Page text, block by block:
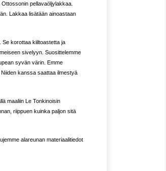
Ottossonin pellavaöljylakkaa.
Lakkaa lisätään ainoastaan
Se korottaa kiiltoastetta ja
sivelyyn. Suosittelemme
syvän värin. Emme
kanssa saattaa ilmestyä
maaliin Le Tonkinoisin
riippuen kuinka paljon sitä
alareunan materiaalitiedot